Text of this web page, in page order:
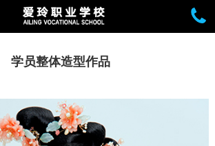
学员整体造型作品